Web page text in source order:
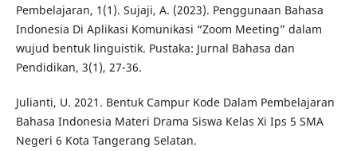
Pembelajaran, 1(1). Sujaji, A. (2023). Penggunaan Bahasa
Indonesia Di Aplikasi Komunikasi “Zoom Meeting” dalam
wujud bentuk linguistik. Pustaka: Jurnal Bahasa dan
Pendidikan, 3(1), 27-36.
Julianti, U. 2021. Bentuk Campur Kode Dalam Pembelajaran
Bahasa Indonesia Materi Drama Siswa Kelas Xi Ips 5 SMA
Negeri 6 Kota Tangerang Selatan.